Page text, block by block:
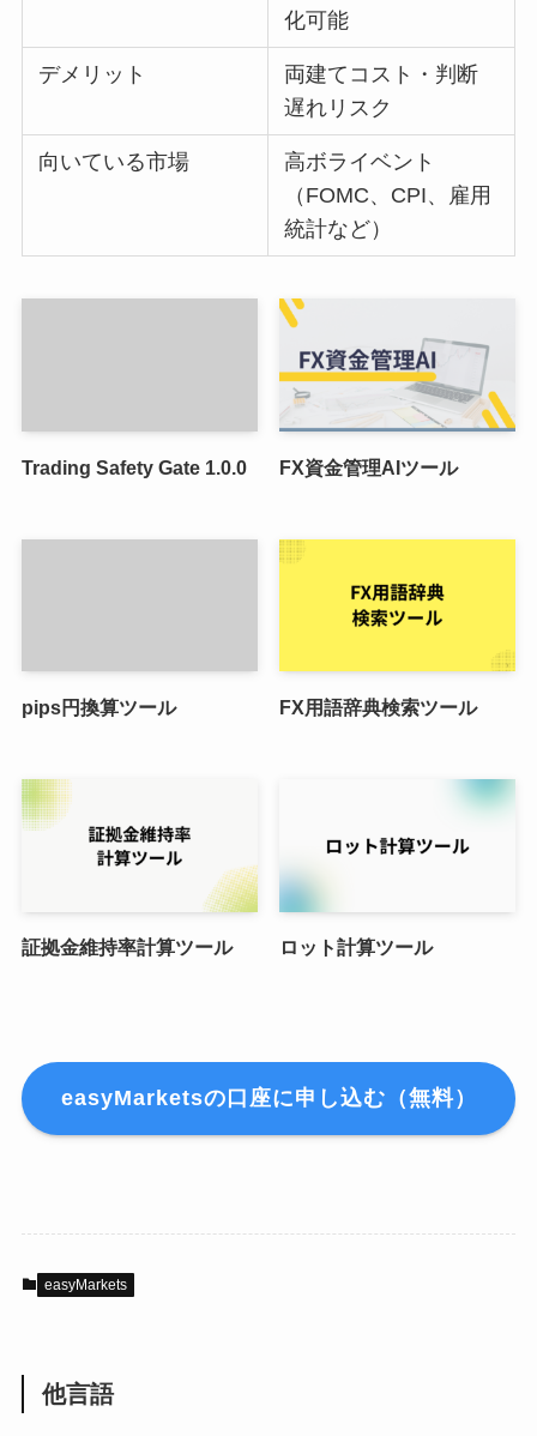
化可能
デメリット
両建てコスト・判断
遅れリスク
向いている市場
高ボライベント
（FOMC、CPI、雇用
統計など）
Trading Safety Gate 1.0.0 FX資金管理AIツール
pips円換算ツール FX用語辞典検索ツール
証拠金維持率計算ツール ロット計算ツール
easyMarketsの口座に申し込む（無料）
easyMarkets
他言語